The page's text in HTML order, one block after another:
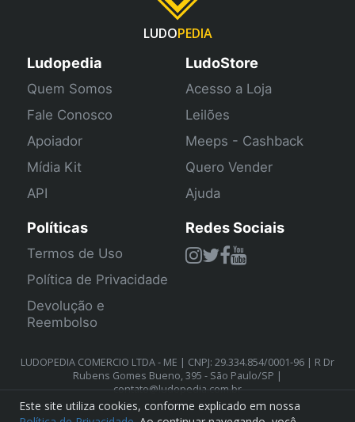
LUDOPEDIA
Ludopedia
Quem Somos
Fale Conosco
Apoiador
Mídia Kit
API
LudoStore
Acesso a Loja
Leilões
Meeps - Cashback
Quero Vender
Ajuda
Políticas
Termos de Uso
Política de Privacidade
Devolução e
Reembolso
Redes Sociais
LUDOPEDIA COMERCIO LTDA - ME | CNPJ: 29.334.854/0001-96 | R Dr
Rubens Gomes Bueno, 395 - São Paulo/SP |
contato@ludopedia.com.br
Este site utiliza cookies, conforme explicado em nossa